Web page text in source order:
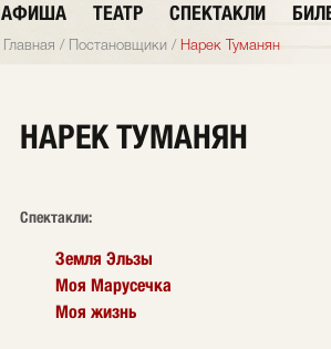
АФИША ТЕАТР СПЕКТАКЛИ
Главная / Постановщики / Нарек Туманян
НАРЕК ТУМАНЯН
Cпектакли:
Земля Эльзы
Моя Марусечка
Моя жизнь